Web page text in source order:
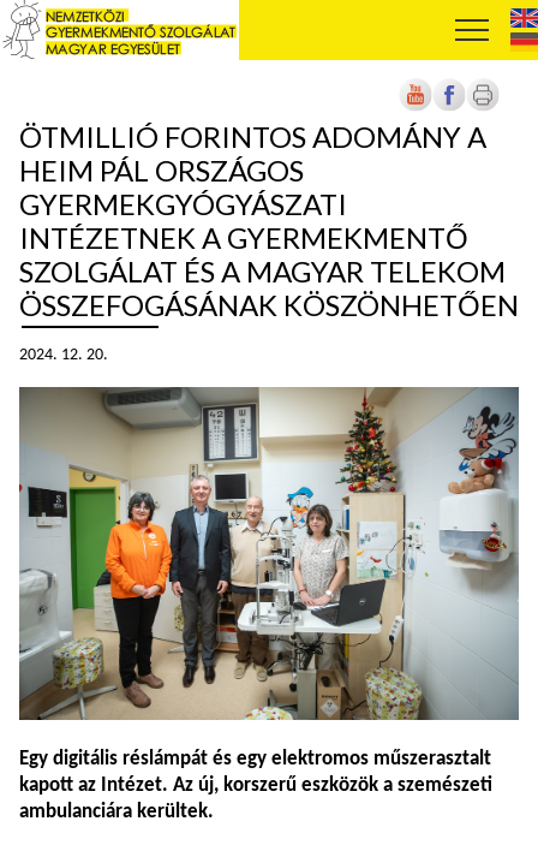
ÖTMILLIÓ FORINTOS ADOMÁNY A
HEIM PÁL ORSZÁGOS
GYERMEKGYÓGYÁSZATI
INTÉZETNEK A GYERMEKMENTŐ
SZOLGÁLAT ÉS A MAGYAR TELEKOM
ÖSSZEFOGÁSÁNAK KÖSZÖNHETŐEN
2024. 12. 20.
Egy digitális réslámpát és egy elektromos műszerasztalt
kapott az Intézet. Az új, korszerű eszközök a szemészeti
ambulanciára kerültek.